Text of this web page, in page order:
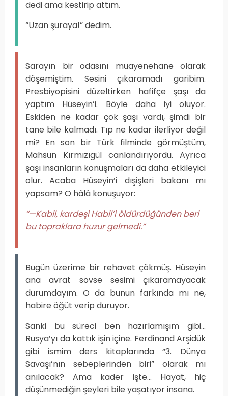
dedi ama kestirip attım.
“Uzan şuraya!” dedim.
Sarayın bir odasını muayenehane olarak
döşemiştim. Sesini çıkaramadı garibim.
Presbiyopisini düzeltirken hafifçe şaşı da
yaptım Hüseyin’i. Böyle daha iyi oluyor.
Eskiden ne kadar çok şaşı vardı, şimdi bir
tane bile kalmadı. Tıp ne kadar ilerliyor değil
mi? En son bir Türk filminde görmüştüm,
Mahsun Kırmızıgül canlandırıyordu. Ayrıca
şaşı insanların konuşmaları da daha etkileyici
olur. Acaba Hüseyin’i dışişleri bakanı mı
yapsam? O hâlâ konuşuyor:
“—Kabil, kardeşi Habil’i öldürdüğünden beri
bu topraklara huzur gelmedi.”
Bugün üzerime bir rehavet çökmüş. Hüseyin
ana avrat sövse sesimi çıkaramayacak
durumdayım. O da bunun farkında mı ne,
habire öğüt verip duruyor.
Sanki bu süreci ben hazırlamışım gibi...
Rusya’yı da kattık işin içine. Ferdinand Arşidük
gibi ismim ders kitaplarında “3. Dünya
Savaşı’nın sebeplerinden biri” olarak mı
anılacak? Ama kader işte... Hayat, hiç
düşünmediğin şeyleri bile yaşatıyor insana.